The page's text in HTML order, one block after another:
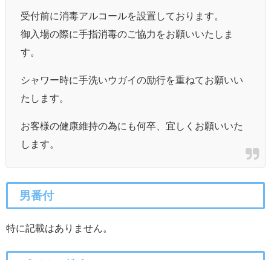
受付前に消毒アルコールを設置しております。
御入場の際に手指消毒のご協力をお願いいたしま
す。
シャワー時に手洗いウガイの励行を重ねてお願いい
たします。
お客様の健康維持の為にも何卒、宜しくお願いいた
します。
男番付
特に記載はありません。